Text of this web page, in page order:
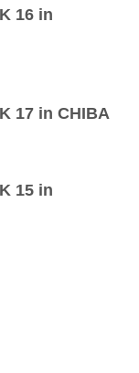
16 in
17 in CHIBA
15 in